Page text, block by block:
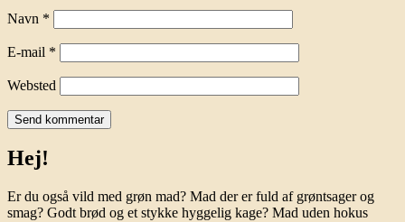
Navn *
E-mail *
Websted
Hej!
Er du også vild med grøn mad? Mad der er fuld af grøntsager og
smag? Godt brød og et stykke hyggelig kage? Mad uden hokus